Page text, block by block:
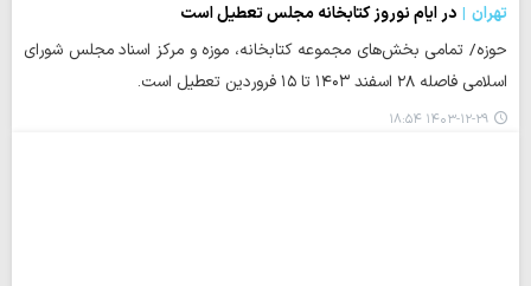
تهران
در ایام نوروز کتابخانه مجلس تعطیل است
حوزه/ تمامی بخش‌های مجموعه کتابخانه، موزه و مرکز اسناد مجلس شورای
اسلامی فاصله ۲۸ اسفند ۱۴۰۳ تا ۱۵ فروردین تعطیل است.
۱۴۰۳-۱۲-۲۹ ۱۸:۵۴